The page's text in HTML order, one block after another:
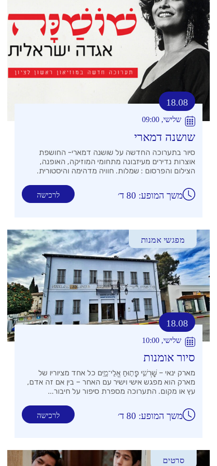
18.08
שלישי, 09:00
שושנה דמארי
סיור בתערוכה החדשה על שושנה דמארי- החושפת
אוצרות נדירים מעיזבונה מתחומי המוזיקה, האופנה,
הצילום והפרסום : שמלות. חוויה מדהימה והיסטורית.
לרכישה משך המופע: 80 ד׳
מפגשי אמנות
18.08
שלישי, 10:00
סיור אומנות
מארק ינאי – שׇׁרְשִׁ֣י פָת֣וּחַ אֱלֵי־מָ֑יִם כל אחד מציוריו של
מארק הוא מפגש אישי וישיר עם האחר – בין אם זה אדם,
עץ או מקום. התערוכה מספרת סיפור על חיבור...
לרכישה משך המופע: 80 ד׳
סרטים